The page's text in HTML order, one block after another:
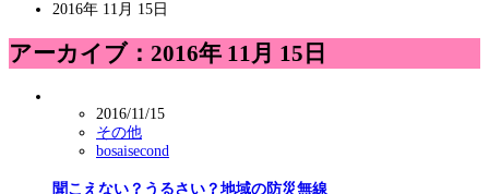
2016年 11月 15日
アーカイブ：2016年 11月 15日
2016/11/15
その他
bosaisecond
聞こえない？うるさい？地域の防災無線